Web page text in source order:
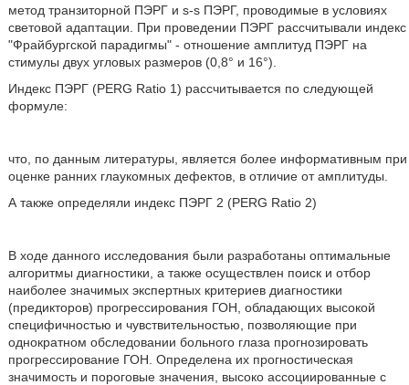
метод транзиторной ПЭРГ и s-s ПЭРГ, проводимые в условиях
световой адаптации. При проведении ПЭРГ рассчитывали индекс
"Фрайбургской парадигмы" - отношение амплитуд ПЭРГ на
стимулы двух угловых размеров (0,8° и 16°).
Индекс ПЭРГ (PERG Ratio 1) рассчитывается по следующей
формуле:
что, по данным литературы, является более информативным при
оценке ранних глаукомных дефектов, в отличие от амплитуды.
А также определяли индекс ПЭРГ 2 (PERG Ratio 2)
В ходе данного исследования были разработаны оптимальные
алгоритмы диагностики, а также осуществлен поиск и отбор
наиболее значимых экспертных критериев диагностики
(предикторов) прогрессирования ГОН, обладающих высокой
специфичностью и чувствительностью, позволяющие при
однократном обследовании больного глаза прогнозировать
прогрессирование ГОН. Определена их прогностическая
значимость и пороговые значения, высоко ассоциированные с